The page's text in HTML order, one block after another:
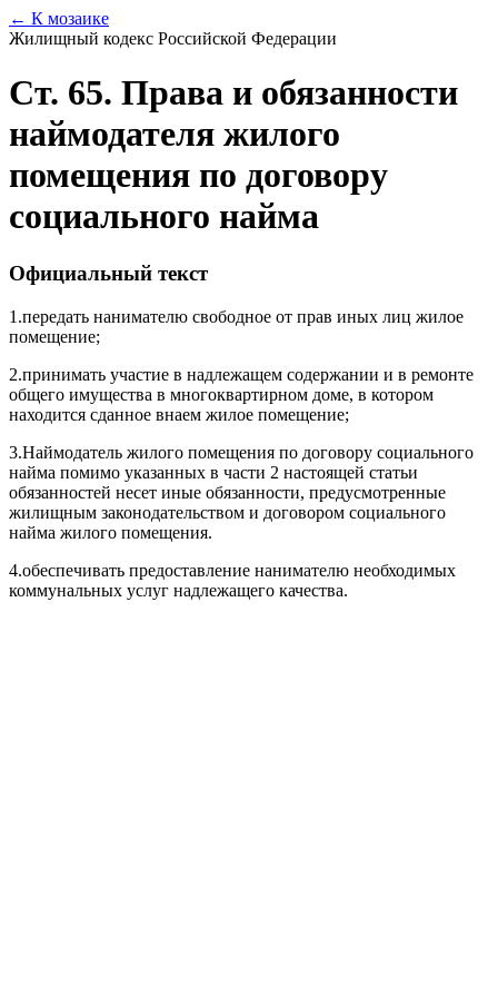
← К мозаике
Жилищный кодекс Российской Федерации
Ст. 65. Права и обязанности
наймодателя жилого
помещения по договору
социального найма
Официальный текст
1.передать нанимателю свободное от прав иных лиц жилое
помещение;
2.принимать участие в надлежащем содержании и в ремонте
общего имущества в многоквартирном доме, в котором
находится сданное внаем жилое помещение;
3.Наймодатель жилого помещения по договору социального
найма помимо указанных в части 2 настоящей статьи
обязанностей несет иные обязанности, предусмотренные
жилищным законодательством и договором социального
найма жилого помещения.
4.обеспечивать предоставление нанимателю необходимых
коммунальных услуг надлежащего качества.